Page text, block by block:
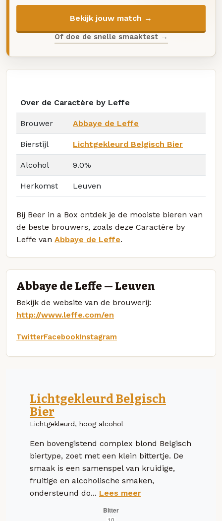
Bekijk jouw match →
Of doe de snelle smaaktest →
Over de Caractère by Leffe
Brouwer Abbaye de Leffe
Bierstijl Lichtgekleurd Belgisch Bier
Alcohol 9.0%
Herkomst Leuven
Bij Beer in a Box ontdek je de mooiste bieren van
de beste brouwers, zoals deze Caractère by
Leffe van Abbaye de Leffe.
Abbaye de Leffe — Leuven
Bekijk de website van de brouwerij:
http://www.leffe.com/en
TwitterFacebookInstagram
Lichtgekleurd Belgisch
Bier
Lichtgekleurd, hoog alcohol
Een bovengistend complex blond Belgisch
biertype, zoet met een klein bittertje. De
smaak is een samenspel van kruidige,
fruitige en alcoholische smaken,
ondersteund do... Lees meer